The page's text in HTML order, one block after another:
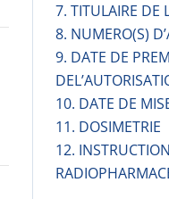
7. TITULAIRE DE
8. NUMERO(S)
9. DATE DE
10. DATE DE
11. DOSIMETRIE
12.